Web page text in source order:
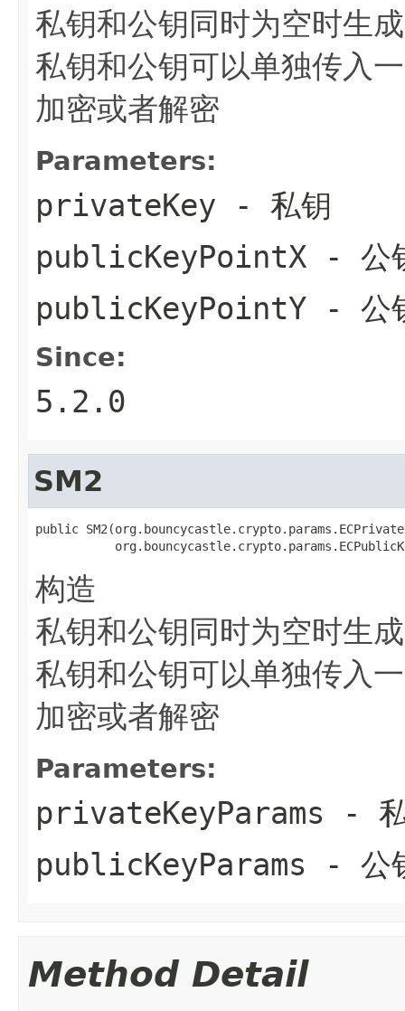
私钥和公钥同时为空时生
私钥和公钥可以单独传入
加密或者解密
Parameters:
privateKey - 私钥
publicKeyPointX - 公
publicKeyPointY - 公
Since:
5.2.0
SM2
public
构造
私钥和公钥同时为空时生
私钥和公钥可以单独传入
加密或者解密
Parameters:
privateKeyParams -
publicKeyParams - 公
Method Detail